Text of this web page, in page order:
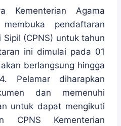
Kementerian Agama
pendaftaran
(CPNS) untuk tahun
ini dimulai pada 01
berlangsung hingga
Pelamar diharapkan
dan memenuhi
untuk dapat mengikuti
CPNS Kementerian